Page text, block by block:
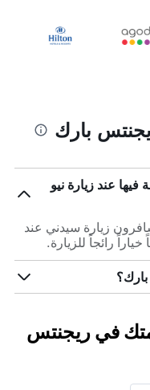
بارك
عند زيارة نيو
زيارة سيدني عند
رائجاً للزيارة.
في ريجنتس